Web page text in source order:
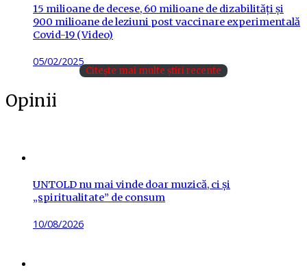
15 milioane de decese, 60 milioane de dizabilități și
900 milioane de leziuni post vaccinare experimentală
Covid-19 (Video)
Posted
05/02/2025
Citește mai multe știri recente
Opinii
UNTOLD nu mai vinde doar muzică, ci și
„spiritualitate” de consum
Posted
10/08/2026